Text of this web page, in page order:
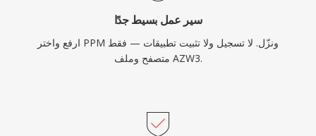
سير عمل بسيط جدًا
ارفع واختر PPM ونزّل. لا تسجيل ولا تثبيت تطبيقات — فقط
متصفح وملف AZW3.